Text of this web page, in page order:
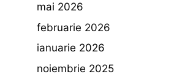
mai 2026
februarie 2026
ianuarie 2026
noiembrie 2025